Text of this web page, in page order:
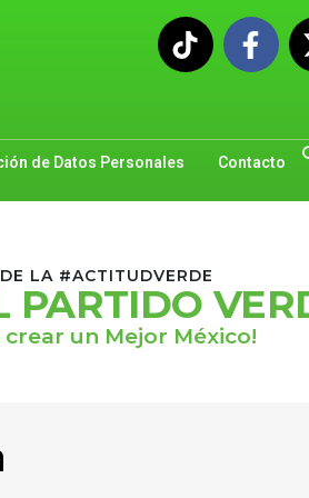
de Datos Personales Contacto
LA #ACTITUDVERDE
PARTIDO
crear un Mejor México!